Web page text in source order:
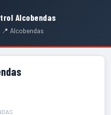
Alcobendas
📍 Alcobendas